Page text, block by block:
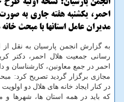
احمر، یكشنبه هفته جاری به
مدیران عامل استانها با مبحث
به گزارش انجمن پارسیان به نقل از
رسانی جمعیت هلال احمر، دکتر
احمر در جمع معاونین، کارشناسان
مجازی برگزار گردید تصریح کرد:
در کنار ایجاد خانه های هلال دو
که باید در همه استان ها، شهرها و